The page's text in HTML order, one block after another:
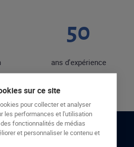
50
ans d'expérience
EN CONTACT
sur ce site
pour collecter et analyser
les performances et l'utilisation
fonctionnalités de médias
et personnaliser le contenu et